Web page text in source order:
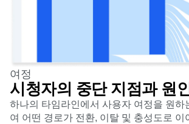
여정
시청자의 중단 지점과 원
하나의 타임라인에서 사용자 여정을 원하
여 어떤 경로가 전환, 이탈 및 충성도로 이